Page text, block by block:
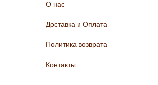
О нас
Доставка и Оплата
Политика возврата
Контакты